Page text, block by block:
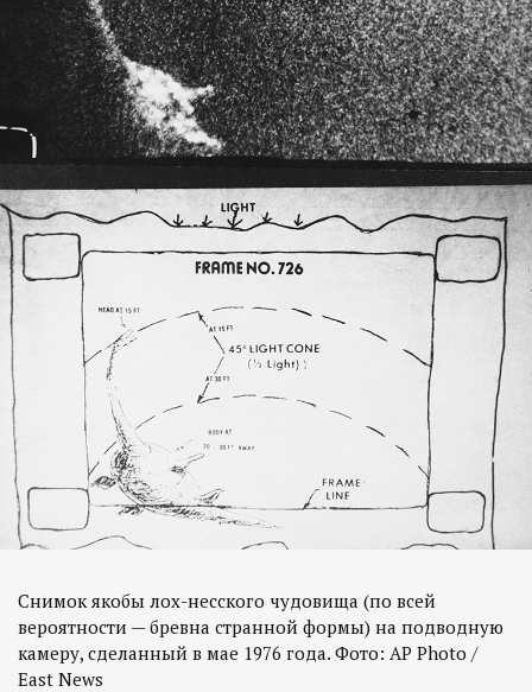
Снимок якобы лох-несского чудовища (по всей
вероятности — бревна странной формы) на подводную
камеру, сделанный в мае 1976 года. Фото: AP Photo /
East News